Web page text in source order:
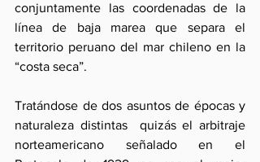
conjuntamente las coordenadas de la
línea de baja marea que separa el
territorio peruano del mar chileno en la
“costa seca”.
Tratándose de dos asuntos de épocas y
naturaleza distintas  quizás el arbitraje
norteamericano señalado en el